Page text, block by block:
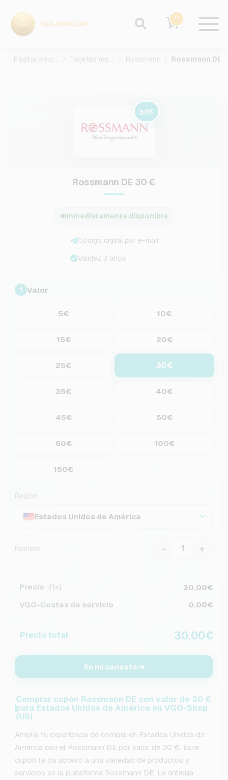
0
Página principal Tarjetas regalo Rossmann
30€
Rossmann DE 30 €
Immediatamente disponible
Código digital por e-mail
Validez 3 años
1 Valor
5€ 10€
15€ 20€
25€ 30€
35€ 40€
45€ 50€
60€ 100€
150€
Región
Estados Unidos de América
Número - +
Precio (1×)
30,00€
VGO-Costes de servicio
0,00€
Precio total 30,00€
En mi canasta
Comprar cupón Rossmann DE con valor de 30 €
para Estados Unidos de América en VGO-Shop
(US)
Amplía tu experiencia de compra en Estados Unidos de
América con el Rossmann DE por valor de 30 €. Este
cupón te da acceso a una variedad de productos y
servicios en la plataforma Rossmann DE. La entrega